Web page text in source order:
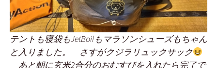
テントも寝袋もJetBoilもマラソンシューズもちゃん
と入りました。 さすがクジラリュックサック
あと朝に玄米2合分のおむすびを入れたら完了で